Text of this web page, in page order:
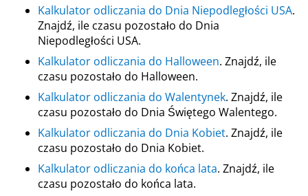
Kalkulator odliczania do Dnia Niepodległości USA.
Znajdź, ile czasu pozostało do Dnia
Niepodległości USA.
Kalkulator odliczania do Halloween. Znajdź, ile
czasu pozostało do Halloween.
Kalkulator odliczania do Walentynek. Znajdź, ile
czasu pozostało do Dnia Świętego Walentego.
Kalkulator odliczania do Dnia Kobiet. Znajdź, ile
czasu pozostało do Dnia Kobiet.
Kalkulator odliczania do końca lata. Znajdź, ile
czasu pozostało do końca lata.